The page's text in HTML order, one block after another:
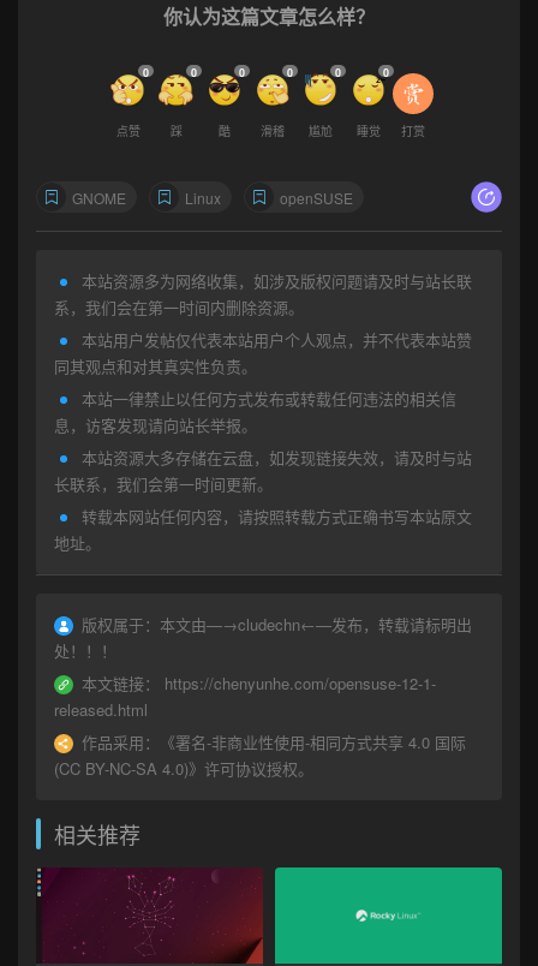
你认为这篇文章怎么样？
0
点赞
0
踩
0
酷
0
滑稽
0
尴尬
0
睡觉 打赏
GNOME Linux openSUSE
本站资源多为网络收集，如涉及版权问题请及时与站长联
系，我们会在第一时间内删除资源。
本站用户发帖仅代表本站用户个人观点，并不代表本站赞
同其观点和对其真实性负责。
本站一律禁止以任何方式发布或转载任何违法的相关信
息，访客发现请向站长举报。
本站资源大多存储在云盘，如发现链接失效，请及时与站
长联系，我们会第一时间更新。
转载本网站任何内容，请按照转载方式正确书写本站原文
地址。
版权属于： 本文由—→cludechn←—发布，转载请标明出
处！！！
本文链接：
https://chenyunhe.com/opensuse-12-1-
released.html
作品采用：
《署名-非商业性使用-相同方式共享 4.0 国际
(CC BY-NC-SA 4.0)》许可协议授权。
相关推荐